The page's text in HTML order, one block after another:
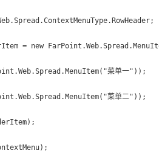
= new
菜单一"));
菜单二"));